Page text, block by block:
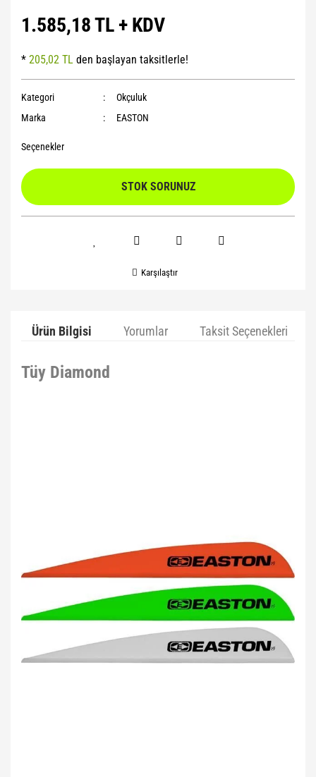
1.585,18 TL + KDV
* 205,02 TL den başlayan taksitlerle!
Kategori
Okçuluk
Marka
EASTON
Seçenekler
STOK SORUNUZ
Karşılaştır
Ürün Bilgisi Yorumlar Taksit Seçenekleri
Tüy Diamond